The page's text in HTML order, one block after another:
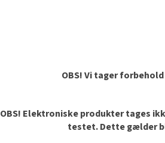
OBS! Vi tager
OBS! Elektroniske produkter tages
testet. Dette gælder